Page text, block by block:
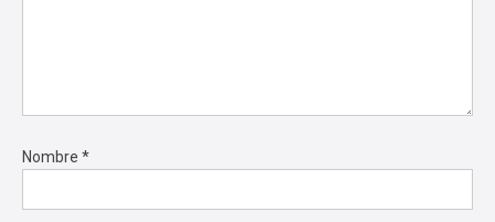
Nombre *